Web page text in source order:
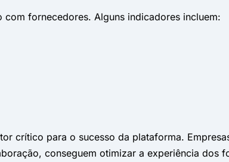
fornecedores. Alguns indicadores incluem:
crítico para o sucesso da plataforma.
conseguem otimizar a experiência dos